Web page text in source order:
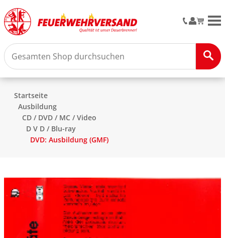
Startseite
Ausbildung
CD / DVD / MC / Video
D V D / Blu-ray
DVD: Ausbildung (GMF)